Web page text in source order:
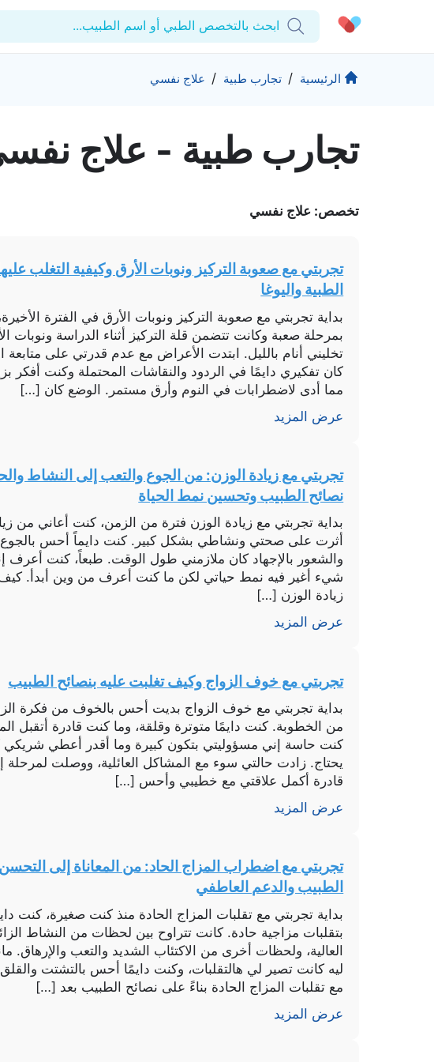
ابحث بالتخصص الطبي أو اسم الطبيب...
الحساب الشخصي
الوصفات الطبية
المفضلة
الشركة
للمنشآت
المنتجات والحلول
الرعاية المتقدمة
تواصل
حقوق التأليف والنشر كيورا ©2026
الرئيسية / تجارب طبية / علاج نفسي
تجارب طبیة - علاج
تخصص: علاج نفسي
تجربتي مع صعوبة التركيز ونوبات الأرق وكيفية التغلب
الطبية واليوغا
بداية تجربتي مع صعوبة التركيز ونوبات الأرق في الفترة
بمرحلة صعبة وكانت تتضمن قلة التركيز أثناء الدراسة ونوبات
تخليني أنام بالليل. ابتدت الأعراض مع عدم قدرتي على متابعة
كان تفكيري دايمًا في الردود والنقاشات المحتملة وكنت أفكر
مما أدى لاضطرابات في النوم وأرق مستمر. الوضع كان […]
عرض المزيد
تجربتي مع زيادة الوزن: من الجوع والتعب إلى النشاط
نصائح الطبيب وتحسين نمط الحياة
بداية تجربتي مع زيادة الوزن فترة من الزمن، كنت أعاني من
أثرت على صحتي ونشاطي بشكل كبير. كنت دايماً أحس بالجوع
والشعور بالإجهاد كان ملازمني طول الوقت. طبعاً، كنت أعرف
شيء أغير فيه نمط حياتي لكن ما كنت أعرف من وين أبدأ.
زيادة الوزن […]
عرض المزيد
تجربتي مع خوف الزواج وكيف تغلبت عليه بنصائح الطبيب
بداية تجربتي مع خوف الزواج بديت أحس بالخوف من فكرة
من الخطوبة. كنت دايمًا متوترة وقلقة، وما كنت قادرة أتقبل
كنت حاسة إني مسؤوليتي بتكون كبيرة وما أقدر أعطي شريكي
يحتاج. زادت حالتي سوء مع المشاكل العائلية، ووصلت
قادرة أكمل علاقتي مع خطيبي وأحس […]
عرض المزيد
تجربتي مع اضطراب المزاج الحاد: من المعاناة إلى
الطبيب والدعم العاطفي
بداية تجربتي مع تقلبات المزاج الحادة منذ كنت صغيرة، كنت
بتقلبات مزاجية حادة. كانت تتراوح بين لحظات من النشاط
العالية، ولحظات أخرى من الاكتئاب الشديد والتعب والإرهاق.
ليه كانت تصير لي هالتقلبات، وكنت دايمًا أحس بالتشتت
مع تقلبات المزاج الحادة بناءً على نصائح الطبيب بعد […]
عرض المزيد